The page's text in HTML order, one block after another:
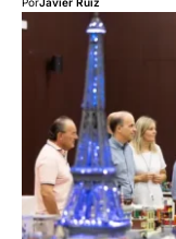
PorJavier Ruiz